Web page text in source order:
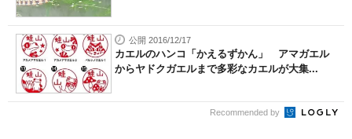
公開 2016/12/17
カエルのハンコ「かえるずかん」 アマガエル
からヤドクガエルまで多彩なカエルが大集...
Recommended by